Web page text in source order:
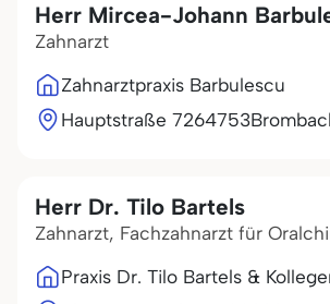
Herr Mircea-Johann
Zahnarzt
Zahnarztpraxis Barbulescu
Hauptstraße 7264753
Herr Dr. Tilo Bartels
Zahnarzt, Fachzahnarzt für
Praxis Dr. Tilo Bartels &